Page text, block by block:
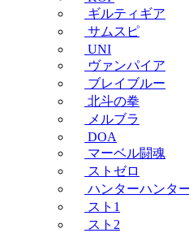
ギルティギア
サムスピ
UNI
ヴァンパイア
ブレイブルー
北斗の拳
メルブラ
DOA
マーベル闘魂
ストゼロ
ハンターハンタ
スト1
スト2